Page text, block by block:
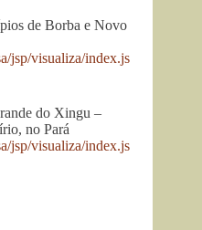
de Borba e Novo
jsp/visualiza/index.js
do Xingu –
no Pará
jsp/visualiza/index.js